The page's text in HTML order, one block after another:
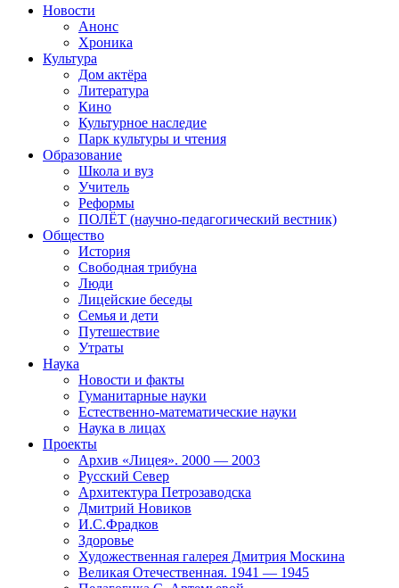
Новости
Анонс
Хроника
Культура
Дом актёра
Литература
Кино
Культурное наследие
Парк культуры и чтения
Образование
Школа и вуз
Учитель
Реформы
ПОЛЁТ (научно-педагогический вестник)
Общество
История
Свободная трибуна
Люди
Лицейские беседы
Семья и дети
Путешествие
Утраты
Наука
Новости и факты
Гуманитарные науки
Естественно-математические науки
Наука в лицах
Проекты
Архив «Лицея». 2000 — 2003
Русский Север
Архитектура Петрозаводска
Дмитрий Новиков
И.С.Фрадков
Здоровье
Художественная галерея Дмитрия Москина
Великая Отечественная. 1941 — 1945